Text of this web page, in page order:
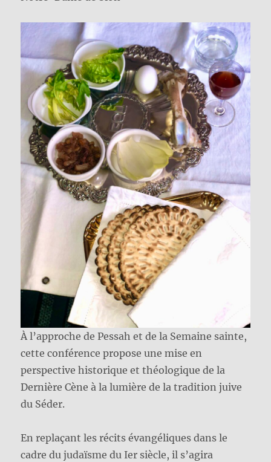
À l’approche de Pessah et de la Semaine sainte,
cette conférence propose une mise en
perspective historique et théologique de la
Dernière Cène à la lumière de la tradition juive
du Séder.
En replaçant les récits évangéliques dans le
cadre du judaïsme du Ier siècle, il s’agira